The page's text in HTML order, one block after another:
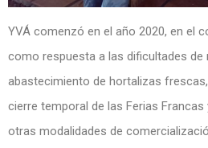
YVÁ comenzó en el año 2020, en el
como respuesta a las dificultades de
abastecimiento de hortalizas
cierre temporal de las Ferias
otras modalidades de